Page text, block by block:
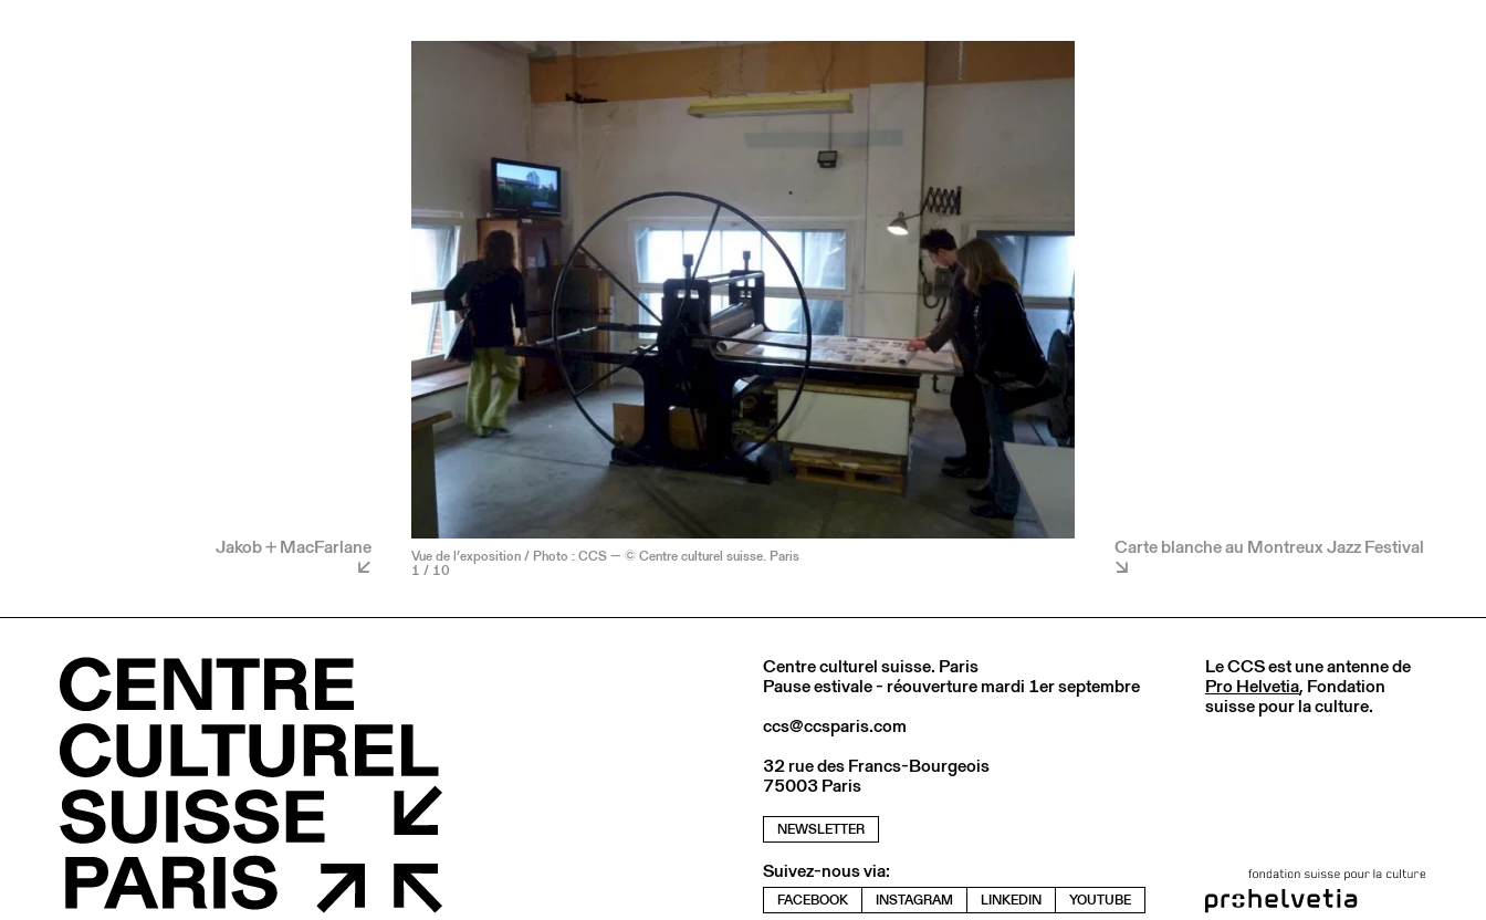
Jakob + MacFarlane Vue de l’exposition / Photo : CCS — © Centre culturel suisse. Paris
1 / 10
Carte blanche au Montreux Jazz Festival
Centre culturel suisse. Paris
Pause estivale - réouverture mardi 1er septembre
ccs@ccsparis.com
32 rue des Francs-Bourgeois
75003 Paris
NEWSLETTER
Suivez-nous via:
FACEBOOK INSTAGRAM LINKEDIN YOUTUBE
Le CCS est une antenne de
Pro Helvetia, Fondation
suisse pour la culture.